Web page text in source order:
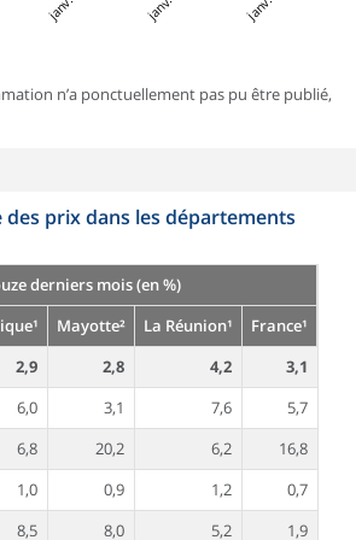
n’a ponctuellement pas pu être publié,
des prix dans les départements
derniers mois (en %)
Mayotte² La Réunion¹
France¹
2,9 2,8 4,2
3,1
6,0 3,1 7,6
5,7
6,8 20,2 6,2
16,8
1,0 0,9 1,2
0,7
8,5 8,0 5,2 1,9